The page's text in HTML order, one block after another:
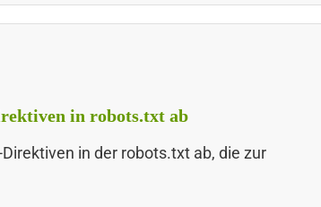
in robots.txt ab
in der robots.txt ab, die zur